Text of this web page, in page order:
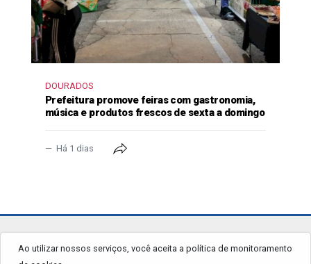
DOURADOS
Prefeitura promove feiras com gastronomia,
música e produtos frescos de sexta a domingo
Há 1 dias
Ao utilizar nossos serviços, você aceita a política de monitoramento
jornalgrandourados.com.br